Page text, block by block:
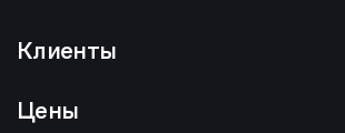
Клиенты
Цены